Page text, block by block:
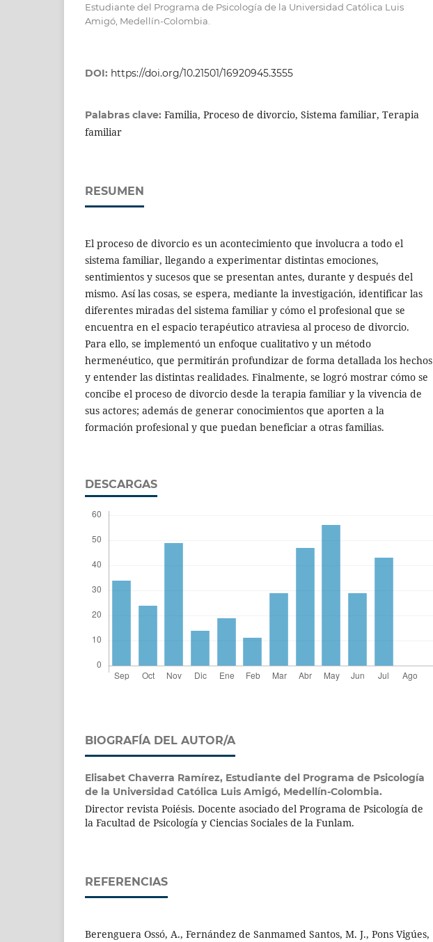
Estudiante del Programa de Psicología de la Universidad Católica Luis
Amigó, Medellín-Colombia.
DOI: https://doi.org/10.21501/16920945.3555
Palabras clave: Familia, Proceso de divorcio, Sistema familiar, Terapia
familiar
RESUMEN
El proceso de divorcio es un acontecimiento que involucra a todo el
sistema familiar, llegando a experimentar distintas emociones,
sentimientos y sucesos que se presentan antes, durante y después del
mismo. Así las cosas, se espera, mediante la investigación, identificar las
diferentes miradas del sistema familiar y cómo el profesional que se
encuentra en el espacio terapéutico atraviesa al proceso de divorcio.
Para ello, se implementó un enfoque cualitativo y un método
hermenéutico, que permitirán profundizar de forma detallada los hechos
y entender las distintas realidades. Finalmente, se logró mostrar cómo se
concibe el proceso de divorcio desde la terapia familiar y la vivencia de
sus actores; además de generar conocimientos que aporten a la
formación profesional y que puedan beneficiar a otras familias.
DESCARGAS
BIOGRAFÍA DEL AUTOR/A
Elisabet Chaverra Ramírez, Estudiante del Programa de Psicología
de la Universidad Católica Luis Amigó, Medellín-Colombia.
Director revista Poiésis. Docente asociado del Programa de Psicología de
la Facultad de Psicología y Ciencias Sociales de la Funlam.
REFERENCIAS
Berenguera Ossó, A., Fernández de Sanmamed Santos, M. J., Pons Vigúes,